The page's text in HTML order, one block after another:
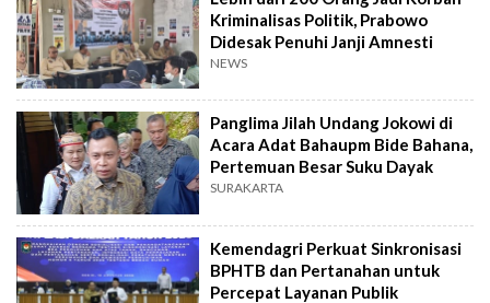
Kriminalisas Politik, Prabowo
Didesak Penuhi Janji Amnesti
NEWS
Panglima Jilah Undang Jokowi di
Acara Adat Bahaupm Bide Bahana,
Pertemuan Besar Suku Dayak
SURAKARTA
Kemendagri Perkuat Sinkronisasi
BPHTB dan Pertanahan untuk
Percepat Layanan Publik